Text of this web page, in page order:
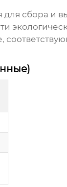
сбора и